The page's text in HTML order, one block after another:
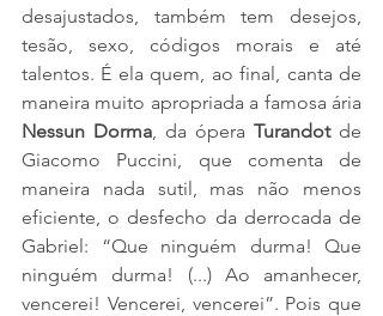
desajustados, também tem desejos,
tesão, sexo, códigos morais e até
talentos. É ela quem, ao final, canta de
Nessun Dorma , da ópera Turandot de
Giacomo Puccini, que comenta de
maneira nada sutil, mas não menos
eficiente, o desfecho da derrocada de
Gabriel: “Que ninguém durma! Que
ninguém durma! (...) Ao amanhecer,
vencerei! Vencerei, vencerei”. Pois que